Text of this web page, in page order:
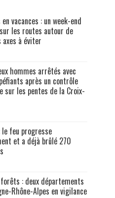
vacances : un week-end
les routes autour de
axes à éviter
hommes arrêtés avec
après un contrôle
sur les pentes de la Croix-
le feu progresse
et a déjà brûlé 270
forêts : deux départements
Rhône-Alpes en vigilance